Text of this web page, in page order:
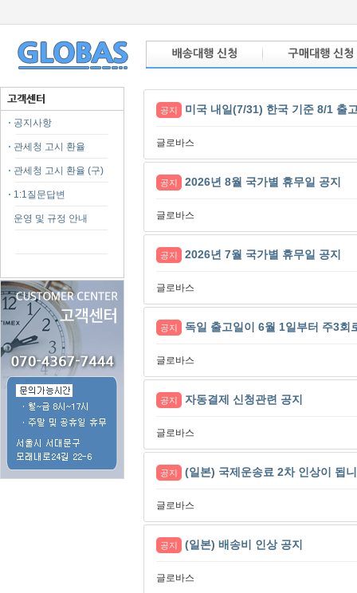
공지사항
관세청 고시 환율
관세청 고시 환율 (구)
1:1질문답변
운영 및 규정 안내
공지 미국 내일(7/31) 한국 기준 8/1 출
글로바스
공지 2026년 8월 국가별 휴무일 공지
글로바스
공지 2026년 7월 국가별 휴무일 공지
글로바스
공지 독일 출고일이 6월 1일부터 주3회
글로바스
공지 자동결제 신청관련 공지
글로바스
공지 (일본) 국제운송료 2차 인상이 됩
글로바스
공지 (일본) 배송비 인상 공지
글로바스